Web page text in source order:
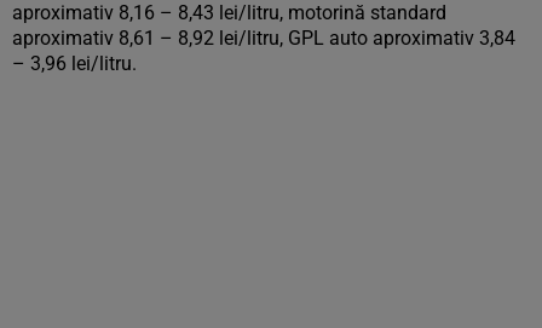
aproximativ 8,16 – 8,43 lei/litru, motorină standard
aproximativ 8,61 – 8,92 lei/litru, GPL auto aproximativ 3,84
– 3,96 lei/litru.